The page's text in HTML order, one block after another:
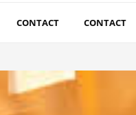
CONTACT CONTACT